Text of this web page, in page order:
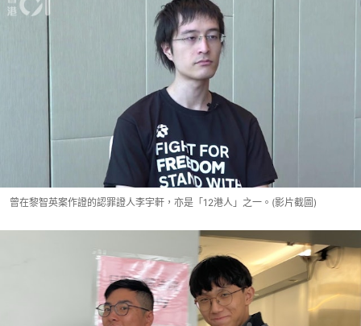
曾在黎智英案作證的認罪證人李宇軒，亦是「12港人」之一。(影片截圖)